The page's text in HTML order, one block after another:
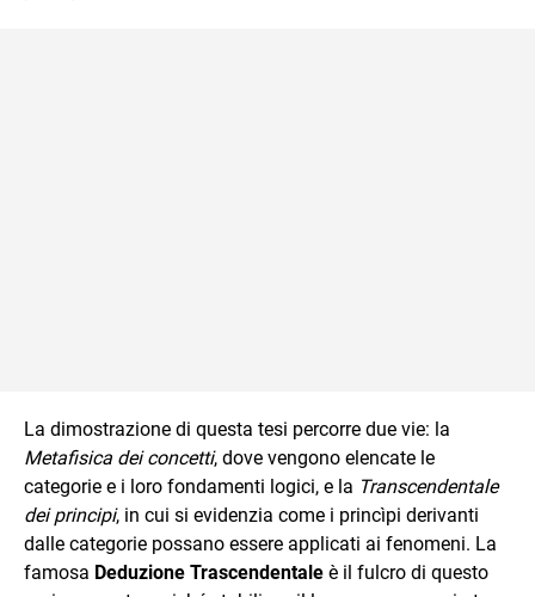
La dimostrazione di questa tesi percorre due vie: la
Metafisica dei concetti, dove vengono elencate le
categorie e i loro fondamenti logici, e la Transcendentale
dei principi, in cui si evidenzia come i princìpi derivanti
dalle categorie possano essere applicati ai fenomeni. La
famosa Deduzione Trascendentale è il fulcro di questo